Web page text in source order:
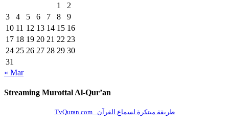
1
2
3
4 5 6 7 8
9
10 11 12 13 14 15 16
17 18 19 20 21 22 23
24 25 26 27 28 29 30
31
« Mar
Streaming Murottal Al-Qur’an